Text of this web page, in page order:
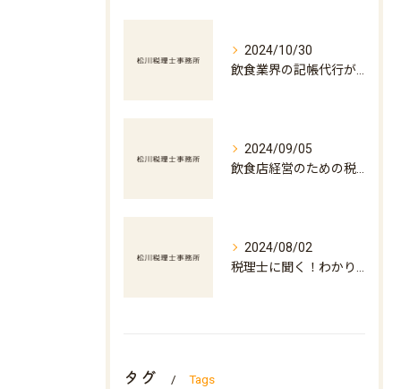
2024/10/30
2024/09/05
2024/08/02
タグ Tags